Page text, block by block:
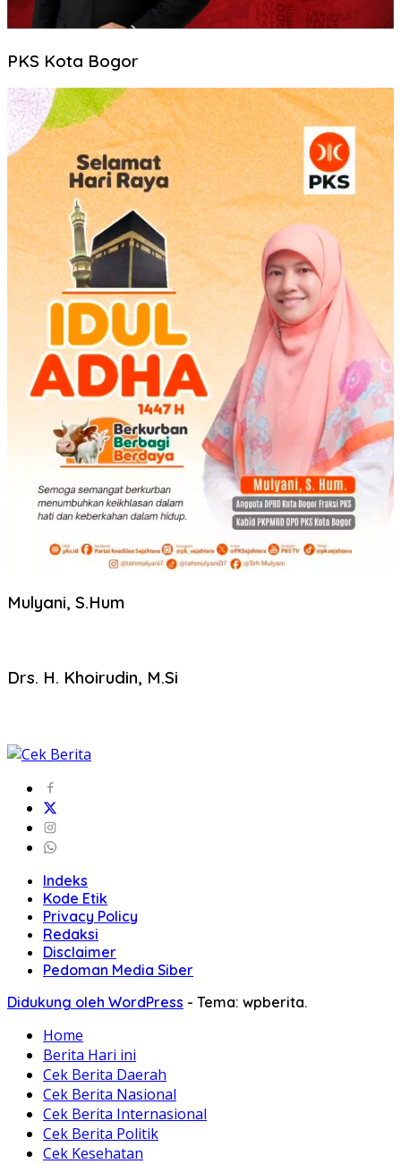
PKS Kota Bogor
Mulyani, S.Hum
Drs. H. Khoirudin, M.Si
Indeks
Kode Etik
Privacy Policy
Redaksi
Disclaimer
Pedoman Media Siber
Didukung oleh WordPress - Tema: wpberita.
Home
Berita Hari ini
Cek Berita Daerah
Cek Berita Nasional
Cek Berita Internasional
Cek Berita Politik
Cek Kesehatan